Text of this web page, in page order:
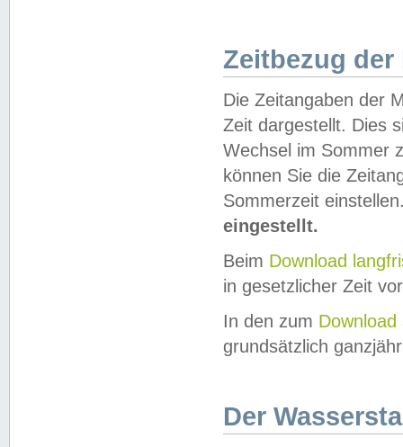
Zeitbezug der
Die Zeitangaben der
Zeit dargestellt. Dies
Wechsel im Sommer
können Sie die
Sommerzeit
eingestellt.
Beim Download
in gesetzlicher Zeit
In den zum Download
grundsätzlich
Der